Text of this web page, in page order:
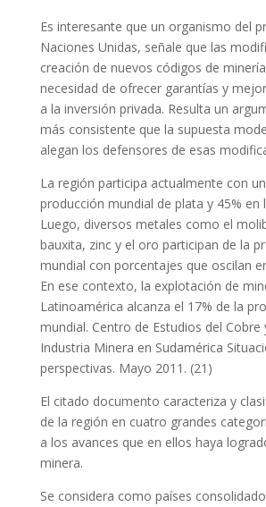
Es interesante que un organismo del
Naciones Unidas, señale que las
creación de nuevos códigos de
necesidad de ofrecer garantías y
a la inversión privada. Resulta un
más consistente que la supuesta
alegan los defensores de esas
La región participa actualmente con
producción mundial de plata y 45% en
Luego, diversos metales como el
bauxita, zinc y el oro participan de la
mundial con porcentajes que oscilan
En ese contexto, la explotación de
Latinoamérica alcanza el 17% de la
mundial. Centro de Estudios del Cobre
Industria Minera en Sudamérica
perspectivas. Mayo 2011. (21)
El citado documento caracteriza y
de la región en cuatro grandes
a los avances que en ellos haya
minera.
Se considera como países